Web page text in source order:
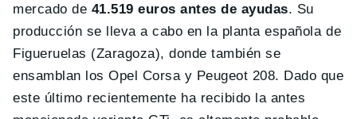
mercado de 41.519 euros antes de ayudas. Su
producción se lleva a cabo en la planta española de
Figueruelas (Zaragoza), donde también se
ensamblan los Opel Corsa y Peugeot 208. Dado que
este último recientemente ha recibido la antes